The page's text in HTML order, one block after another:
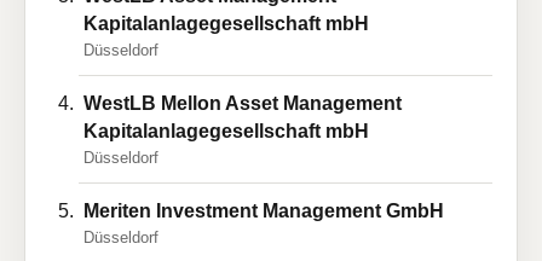
Kapitalanlagegesellschaft mbH
Düsseldorf
WestLB Mellon Asset Management
Kapitalanlagegesellschaft mbH
Düsseldorf
Meriten Investment Management GmbH
Düsseldorf